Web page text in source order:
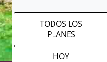
TODOS LOS
PLANES
HOY